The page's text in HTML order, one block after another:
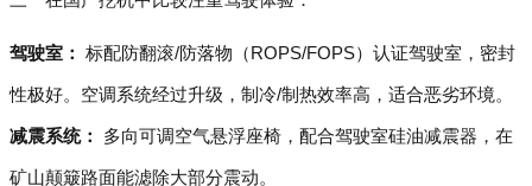
驾驶室： 标配防翻滚/防落物（ROPS/FOPS）认证驾驶室，密封
性极好。空调系统经过升级，制冷/制热效率高，适合恶劣环境。
减震系统： 多向可调空气悬浮座椅，配合驾驶室硅油减震器，在
矿山颠簸路面能滤除大部分震动。